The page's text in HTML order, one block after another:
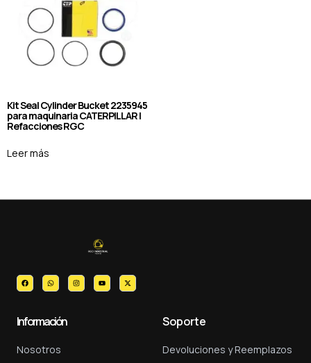
Kit Seal Cylinder Bucket 2235945
para maquinaria CATERPILLAR |
Refacciones RGC
Leer más
Información
Nosotros
Soporte
Devoluciones y Reemplazos